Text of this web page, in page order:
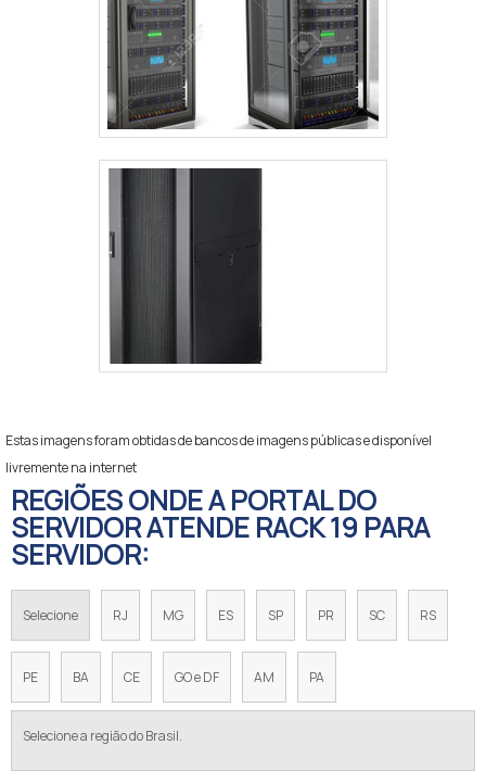
Estas imagens foram obtidas de bancos de imagens públicas e disponível
livremente na internet
REGIÕES ONDE A PORTAL DO
SERVIDOR ATENDE RACK 19 PARA
SERVIDOR:
Selecione RJ MG ES SP PR SC RS
PE BA CE GO e DF AM PA
Selecione a região do Brasil.